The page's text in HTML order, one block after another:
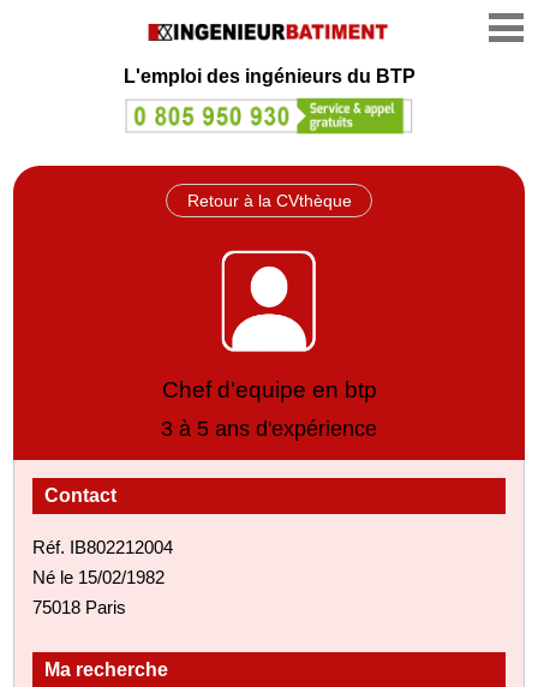
L'emploi des ingénieurs du BTP
Retour à la CVthèque
Chef d'equipe en btp
3 à 5 ans d'expérience
Contact
Réf. IB802212004
Né le 15/02/1982
75018 Paris
Ma recherche